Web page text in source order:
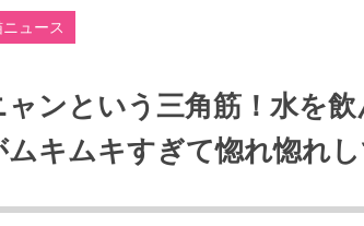
ュース
ャンという三角筋！水を
ムキムキすぎて惚れ惚れ